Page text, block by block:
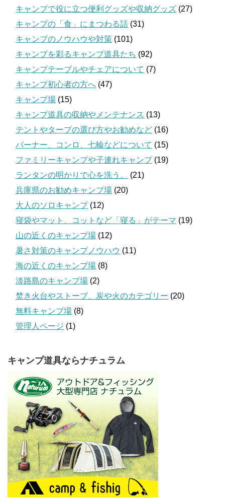
キャンプで役に立つ便利グッズや収納グッズ (27)
キャンプの「食」にまつわる話 (31)
キャンプのノウハウや対策 (101)
キャンプを彩るキャンプ道具たち (92)
キャンプテーブルやチェアについて (7)
キャンプ初心者の方へ (47)
キャンプ場 (15)
キャンプ道具の収納やメンテナンス (13)
テントやタープの選び方やお勧めなど (16)
バーナー、コンロ、七輪などについて (15)
ファミリーキャンプや子連れキャンプ(19)
ランタンの明かりで心を洗う。
(21)
兵庫県のお勧めキャンプ場 (20)
大人のソロキャンプ(12)
寝袋やマット、コットなど「寝る」がテーマ (19)
山の近くのキャンプ場 (12)
暑さ対策のキャンプノウハウ (11)
海の近くのキャンプ場 (8)
淡路島のキャンプ場 (2)
焚き火台やストーブ、炭や火のカテゴリー (20)
無料キャンプ場 (8)
管理人ページ (1)
キャンプ道具ならナチュラム